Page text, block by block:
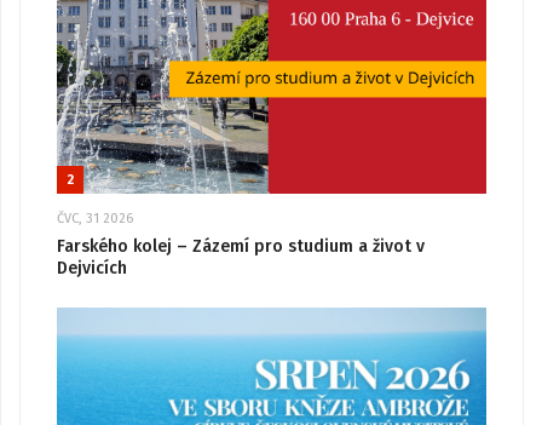
2
ČVC, 31 2026
Farského kolej – Zázemí pro studium a život v
Dejvicích